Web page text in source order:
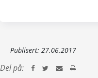
Publisert: 27.06.2017
Del på: